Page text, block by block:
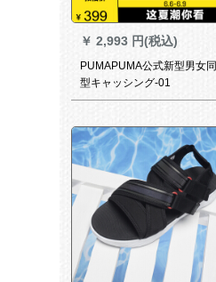
￥ 2,993 円(税込)
PUMAPUMA公式新型男女同
型キャッシング-01